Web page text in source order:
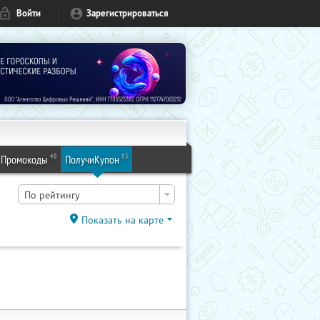
Войти Зарегистрироваться
Промокоды 48 ПолучиКупон 83
По рейтингу
Показать на карте